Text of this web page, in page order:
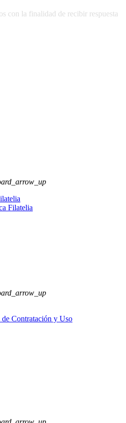
con la finalidad de recibir respuesta
Filatelia
Contratación y Uso